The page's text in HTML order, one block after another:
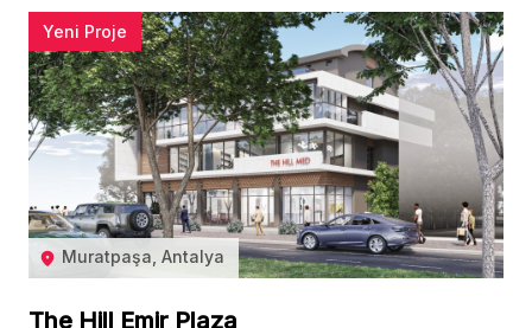
Yeni Proje
Muratpaşa, Antalya
The Hill Emir Plaza